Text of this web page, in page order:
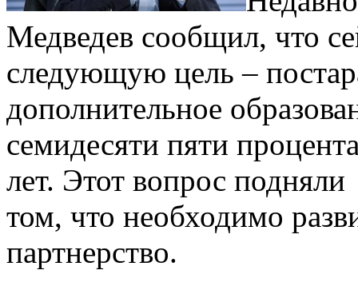
Медведев сообщил, что
следующую цель –
дополнительное
семидесяти пяти
лет. Этот вопрос
том, что необходимо
партнерство.